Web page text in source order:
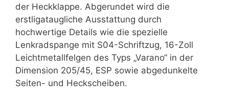
der Heckklappe. Abgerundet wird die
erstligataugliche Ausstattung durch
hochwertige Details wie die spezielle
Lenkradspange mit S04-Schriftzug, 16-Zoll
Leichtmetallfelgen des Typs „Varano“ in der
Dimension 205/45, ESP sowie abgedunkelte
Seiten- und Heckscheiben.